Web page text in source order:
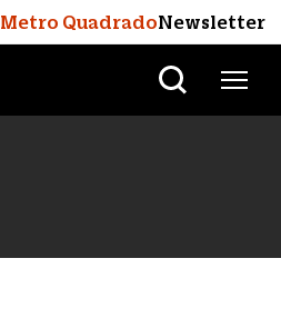
Metro QuadradoNewsletter